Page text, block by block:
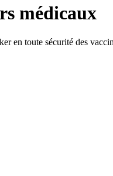
médicaux
en toute sécurité des